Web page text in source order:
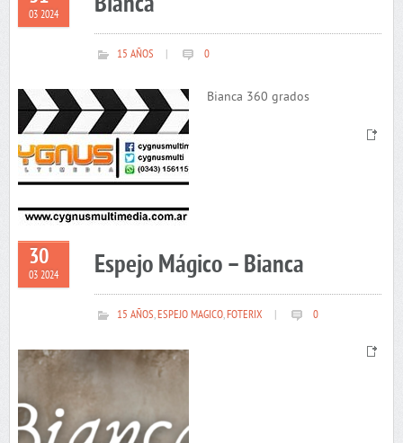
03 2024
15 AÑOS 0
Bianca 360 grados
30
03 2024 Espejo Mágico – Bianca
15 AÑOS,ESPEJO MAGICO,FOTERIX 0